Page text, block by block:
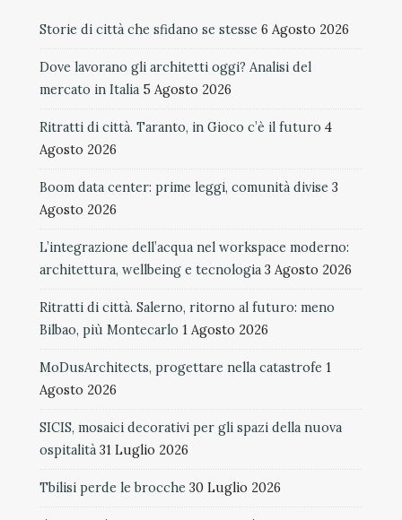
Storie di città che sfidano se stesse 6 Agosto 2026
Dove lavorano gli architetti oggi? Analisi del
mercato in Italia 5 Agosto 2026
Ritratti di città. Taranto, in Gioco c’è il futuro 4
Agosto 2026
Boom data center: prime leggi, comunità divise 3
Agosto 2026
L’integrazione dell’acqua nel workspace moderno:
architettura, wellbeing e tecnologia 3 Agosto 2026
Ritratti di città. Salerno, ritorno al futuro: meno
Bilbao, più Montecarlo 1 Agosto 2026
MoDusArchitects, progettare nella catastrofe 1
Agosto 2026
SICIS, mosaici decorativi per gli spazi della nuova
ospitalità 31 Luglio 2026
Tbilisi perde le brocche 30 Luglio 2026